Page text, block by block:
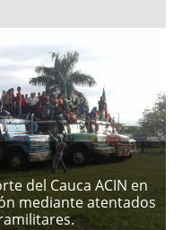
del Cauca ACIN en
mediante atentados